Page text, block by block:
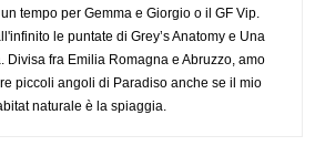
tempo per Gemma e Giorgio o il GF Vip.
le puntate di Grey’s Anatomy e Una
Divisa fra Emilia Romagna e Abruzzo, amo
piccoli angoli di Paradiso anche se il mio
naturale è la spiaggia.